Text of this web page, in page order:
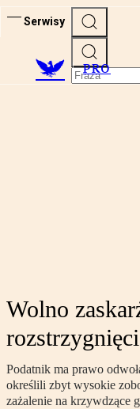
Serwisy
PRO
Wolno
Podatnik ma prawo
określili zbyt wysokie
zażalenie na krzywdzące